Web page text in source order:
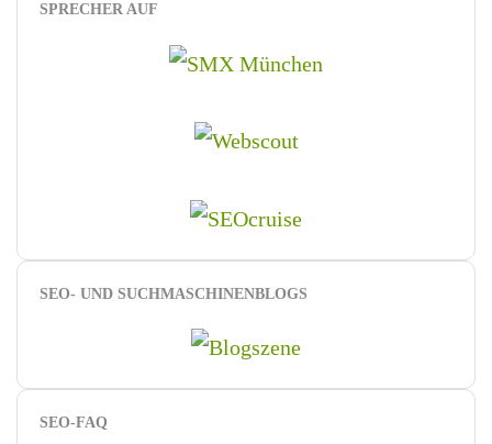
SPRECHER AUF
SEO- UND SUCHMASCHINENBLOGS
SEO-FAQ